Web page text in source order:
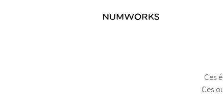
Ces
Ces